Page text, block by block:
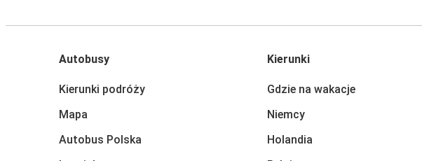
Autobusy
Kierunki podróży
Mapa
Autobus Polska
Kierunki
Gdzie na wakacje
Niemcy
Holandia